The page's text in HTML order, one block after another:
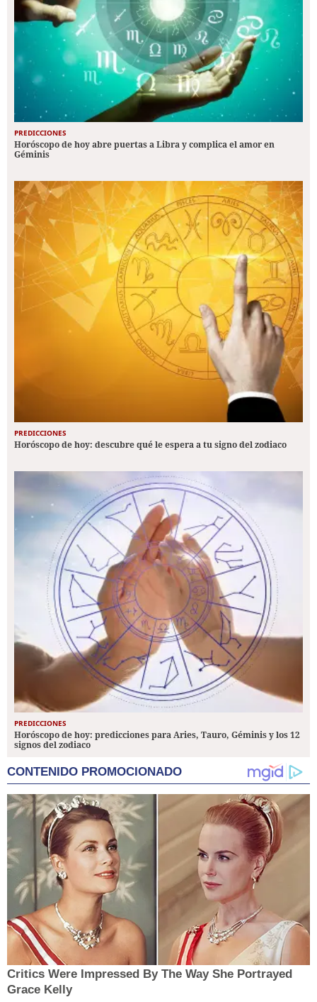
PREDICCIONES
Horóscopo de hoy abre puertas a Libra y complica el amor en
Géminis
PREDICCIONES
Horóscopo de hoy: descubre qué le espera a tu signo del zodiaco
PREDICCIONES
Horóscopo de hoy: predicciones para Aries, Tauro, Géminis y los 12
signos del zodiaco
CONTENIDO PROMOCIONADO
Critics Were Impressed By The Way She Portrayed
Grace Kelly